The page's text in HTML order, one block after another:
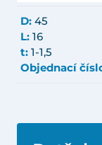
D: 45
L: 16
t: 1-1,5
Objednací